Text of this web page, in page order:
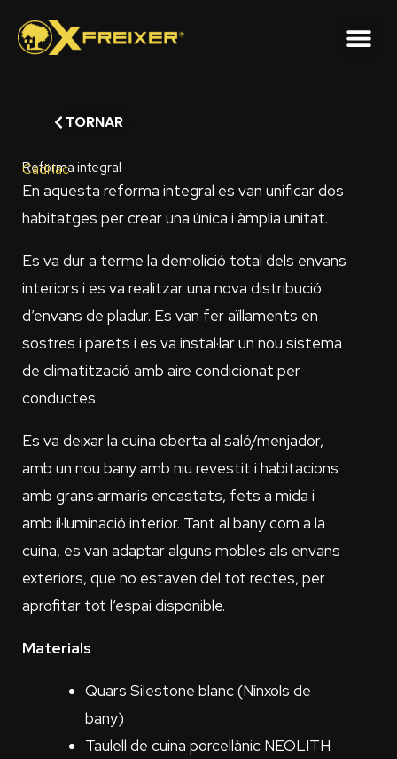
content
TORNAR
Reforma integral
Cadillac
En aquesta reforma integral es van unificar dos
habitatges per crear una única i àmplia unitat.
Es va dur a terme la demolició total dels envans
interiors i es va realitzar una nova distribució
d’envans de pladur. Es van fer aïllaments en
sostres i parets i es va instal·lar un nou sistema
de climatització amb aire condicionat per
conductes.
Es va deixar la cuina oberta al saló/menjador,
amb un nou bany amb niu revestit i habitacions
amb grans armaris encastats, fets a mida i
amb il·luminació interior. Tant al bany com a la
cuina, es van adaptar alguns mobles als envans
exteriors, que no estaven del tot rectes, per
aprofitar tot l’espai disponible.
Materials
Quars Silestone blanc (Nínxols de
bany)
Taulell de cuina porcellànic NEOLITH